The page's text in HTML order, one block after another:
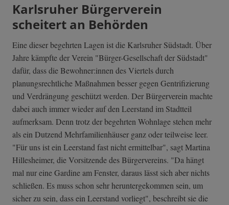
Karlsruher Bürgerverein
scheitert an Behörden
Eine dieser begehrten Lagen ist die Karlsruher Südstadt. Über
Jahre kämpfte der Verein "Bürger-Gesellschaft der Südstadt"
dafür, dass die Bewohner:innen des Viertels durch
planungsrechtliche Maßnahmen besser gegen Gentrifizierung
und Verdrängung geschützt werden. Der Bürgerverein machte
dabei auch immer wieder auf den Leerstand im Stadtteil
aufmerksam. Denn trotz der begehrten Wohnlage stehen mehr
als ein Dutzend Mehrfamilienhäuser ganz oder teilweise leer.
"Für uns ist ein Leerstand fast nicht ermittelbar", sagt Martina
Hillesheimer, die Vorsitzende des Bürgervereins. "Da hängt
mal nur eine Gardine am Fenster, daraus lässt sich aber nichts
schließen. Es muss schon sehr heruntergekommen sein, um
sicher zu sein, dass ein Leerstand vorliegt", beschreibt sie die